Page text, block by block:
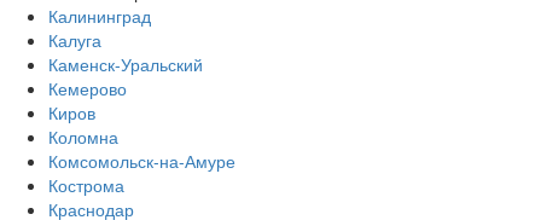
Калининград
Калуга
Каменск-Уральский
Кемерово
Киров
Коломна
Комсомольск-на-Амуре
Кострома
Краснодар